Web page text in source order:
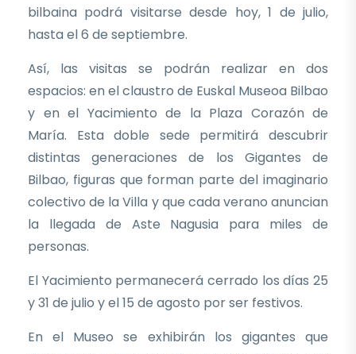
bilbaina podrá visitarse desde hoy, 1 de julio,
hasta el 6 de septiembre.
Así, las visitas se podrán realizar en dos
espacios: en el claustro de Euskal Museoa Bilbao
y en el Yacimiento de la Plaza Corazón de
María. Esta doble sede permitirá descubrir
distintas generaciones de los Gigantes de
Bilbao, figuras que forman parte del imaginario
colectivo de la Villa y que cada verano anuncian
la llegada de Aste Nagusia para miles de
personas.
El Yacimiento permanecerá cerrado los días 25
y 31 de julio y el 15 de agosto por ser festivos.
En el Museo se exhibirán los gigantes que